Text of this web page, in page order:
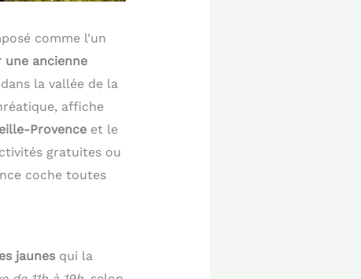
comme l’un
une ancienne
la vallée de la
affiche
Provenceet le
gratuites ou
coche toutes
jaunesqui la